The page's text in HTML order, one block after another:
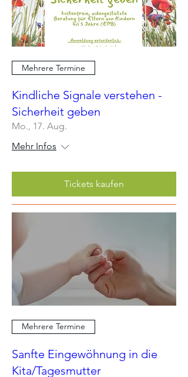
Mehrere Termine
Kindliche Signale verstehen -
Sicherheit geben
Mo., 17. Aug.
Mehr Infos
Tickets kaufen
Mehrere Termine
Sanfte Eingewöhnung in die
Kita/Tagesmutter